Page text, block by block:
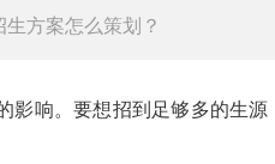
方案怎么策划？
影响。要想招到足够多的生源